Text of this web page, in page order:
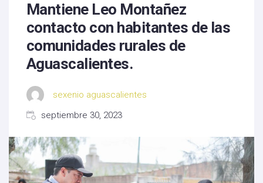
Mantiene Leo Montañez
contacto con habitantes de las
comunidades rurales de
Aguascalientes.
sexenio aguascalientes
septiembre 30, 2023